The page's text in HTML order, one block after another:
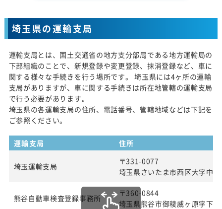
埼玉県の運輸支局
運輸支局とは、国土交通省の地方支分部局である地方運輸局の
下部組織のことで、新規登録や変更登録、抹消登録など、車に
関する様々な手続きを行う場所です。 埼玉県には4ヶ所の運輸
支局がありますが、車に関する手続きは所在地管轄の運輸支局
で行う必要があります。
埼玉県の各運輸支局の住所、電話番号、管轄地域などは下記を
ご参照ください。
運輸支局 住所
埼玉運輸支局
〒331-0077
埼玉県さいたま市西区大字中
熊谷自動車検査登録事務所
〒360-0844
埼玉県熊谷市御稜威ヶ原字下